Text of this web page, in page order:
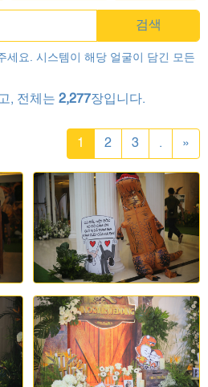
검색
세요. 시스템이 해당 얼굴이 담긴 모든
, 전체는 2,277장입니다.
1 2 3 . »